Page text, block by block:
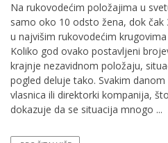
Na rukovodećim položajima u
samo oko 10 odsto žena, dok čak
u najvišim rukovodećim
Koliko god ovako postavljeni
krajnje nezavidnom položaju,
pogled deluje tako. Svakim danom
vlasnica ili direktorki kompanija,
dokazuje da se situacija mnogo ...